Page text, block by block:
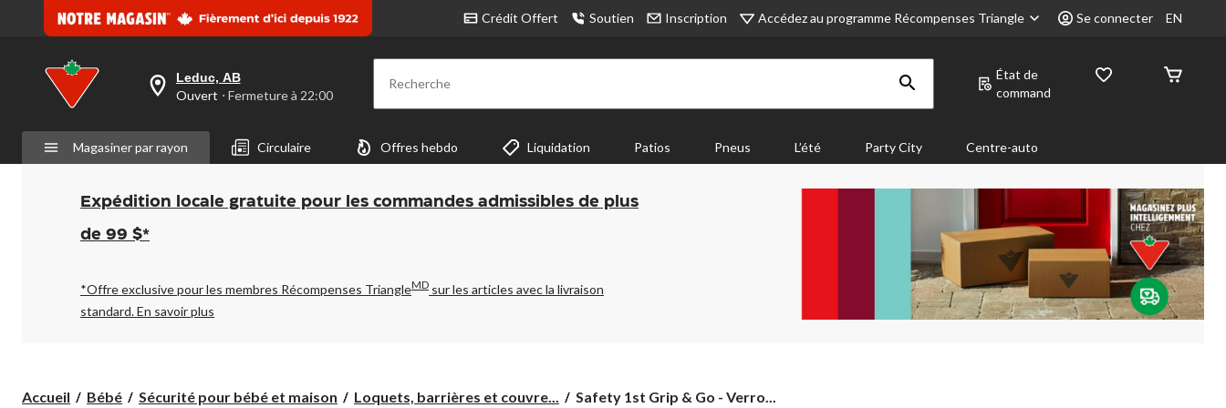
Crédit Offert Soutien Inscription Accédez au programme Récompenses Triangle Se connecter EN
votre
est
Leduc,
AB,
Ouvert,
Fermeture
à
pour
changer
Leduc, AB
Ouvert ⋅ Fermeture à 22:00 Recherche
État de
command
Magasiner par rayon Circulaire Offres hebdo Liquidation Patios Pneus L’été Party City Centre-auto
Expédition locale gratuite pour les commandes admissibles de plus
de 99 $*
*Offre exclusive pour les membres Récompenses TriangleMD sur les articles avec la livraison
standard.En savoir plus
Accueil Bébé Sécurité pour bébé et maison Loquets, barrières et couvre...
Safety
Safety 1st Grip & Go - Verro...